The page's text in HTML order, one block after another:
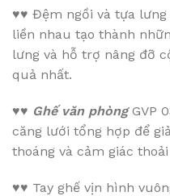
♥♥ Đệm ngồi và tựa lưng
liền nhau tạo thành
lưng và hỗ trợ nâng đỡ
quả nhất.
♥♥ Ghế văn phòngGVP
căng lưới tổng hợp để
thoáng và cảm giác
♥♥ Tay ghế vịn hình